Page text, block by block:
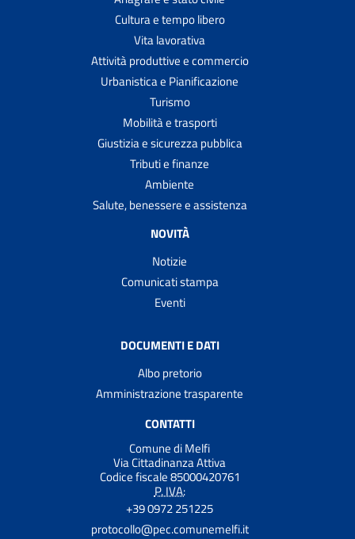
Cultura e tempo libero
Vita lavorativa
Attività produttive e commercio
Urbanistica e Pianificazione
Turismo
Mobilità e trasporti
Giustizia e sicurezza pubblica
Tributi e finanze
Ambiente
Salute, benessere e assistenza
NOVITÀ
Notizie
Comunicati stampa
Eventi
DOCUMENTI E DATI
Albo pretorio
Amministrazione trasparente
CONTATTI
Comune di Melfi
Via Cittadinanza Attiva
Codice fiscale 85000420761
P. IVA:
+39 0972 251225
protocollo@pec.comunemelfi.it